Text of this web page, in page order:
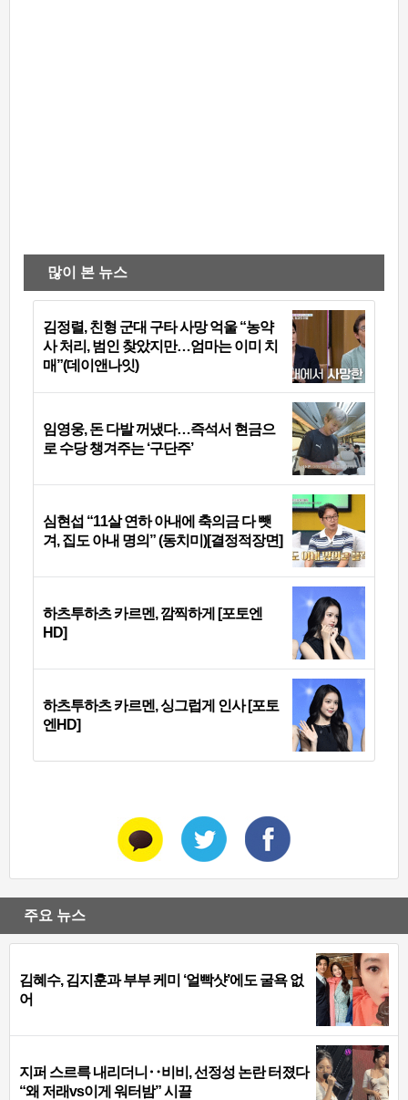
많이 본 뉴스
김정렬, 친형 군대 구타 사망 억울 “농약
사 처리, 범인 찾았지만…엄마는 이미 치
매”(데이앤나잇)
임영웅, 돈 다발 꺼냈다…즉석서 현금으
로 수당 챙겨주는 ‘구단주’
심현섭 “11살 연하 아내에 축의금 다 뺏
겨, 집도 아내 명의” (동치미)[결정적장면]
하츠투하츠 카르멘, 깜찍하게 [포토엔
HD]
하츠투하츠 카르멘, 싱그럽게 인사 [포토
엔HD]
주요 뉴스
김혜수, 김지훈과 부부 케미 ‘얼빡샷’에도 굴욕 없
어
지퍼 스르륵 내리더니‥비비, 선정성 논란 터졌다
“왜 저래vs이게 워터밤” 시끌